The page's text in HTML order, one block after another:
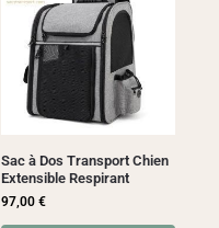
Sac à Dos Transport Chien
Extensible Respirant
97,00 €